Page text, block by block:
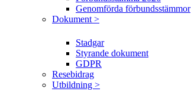
Genomförda förbundsstämmor
Dokument >
Stadgar
Styrande dokument
GDPR
Resebidrag
Utbildning >